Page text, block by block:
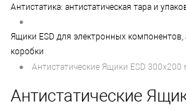
Антистатика: антистатическая тара и
•
Ящики ESD для электронных компонентов,
коробки
• Антистатические Ящики ESD 300х200
Антистатические